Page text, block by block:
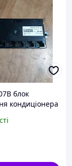
блок
кондиціонера